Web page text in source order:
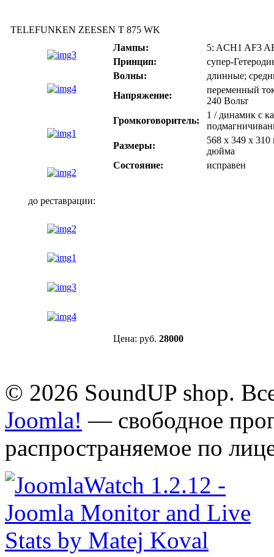
TELEFUNKEN ZEESEN T 875 WK
Лампы:
5: ACH1 AF3
Принцип:
супер-
Волны:
длинные;
Напряжение:
переменный
240 Вольт
Громкоговоритель:
1 / динамик с
Размеры:
568 х 349 х
дюйма
Состояние:
исправен
до реставрации:
Цена: руб. 28000
© 2026 SoundUP shop.
Joomla! — свободное
распространяемое по